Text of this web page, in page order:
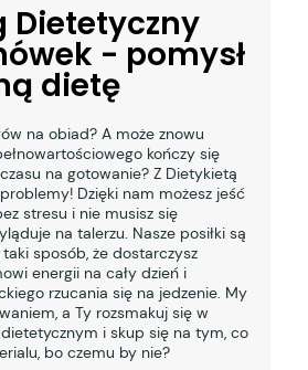
Dietetyczny
- pomysł
dietę
na obiad? A może znowu
kończy się
na gotowanie? Z Dietykietą
Dzięki nam możesz jeść
stresu i nie musisz się
na talerzu. Nasze posiłki są
sposób, że dostarczysz
energii na cały dzień i
rzucania się na jedzenie. My
a Ty rozsmakuj się w
i skup się na tym, co
bo czemu by nie?